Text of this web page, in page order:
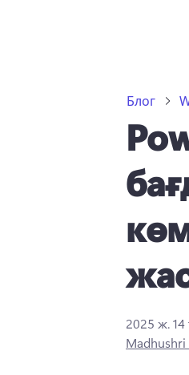
Блог
2025 ж. 14
Madhushri